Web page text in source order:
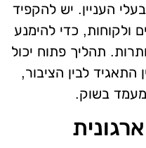
העניין. יש להקפיד
ולקוחות, כדי להימנע
תהליך פתוח יכול
התאגיד לבין הציבור,
בשוק.